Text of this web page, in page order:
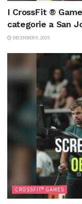
I CrossFit ®
categorie a San
DECEMBER 9, 2025
CROSSFIT® GAMES